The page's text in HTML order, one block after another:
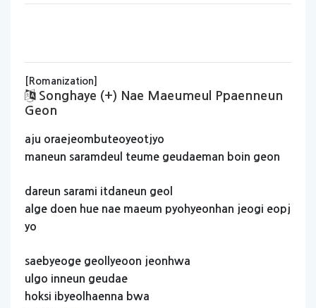
[Romanization]
Songhaye (+) Nae Maeumeul Ppaenneun
Geon
aju oraejeombuteoyeotjyo
maneun saramdeul teume geudaeman boin geon
dareun sarami itdaneun geol
alge doen hue nae maeum pyohyeonhan jeogi eopj
yo
saebyeoge geollyeoon jeonhwa
ulgo inneun geudae
hoksi ibyeolhaenna bwa